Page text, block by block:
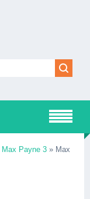
Max Payne 3 » Max